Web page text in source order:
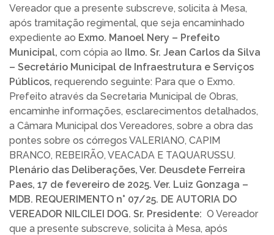
Vereador que a presente subscreve, solicita à Mesa,
após tramitação regimental, que seja encaminhado
expediente ao Exmo. Manoel Nery – Prefeito
Municipal, com cópia ao Ilmo. Sr. Jean Carlos da Silva
– Secretário Municipal de Infraestrutura e Serviços
Públicos, requerendo seguinte: Para que o Exmo.
Prefeito através da Secretaria Municipal de Obras,
encaminhe informações, esclarecimentos detalhados,
a Câmara Municipal dos Vereadores, sobre a obra das
pontes sobre os córregos VALERIANO, CAPIM
BRANCO, REBEIRÃO, VEACADA E TAQUARUSSU.
Plenário das Deliberações, Ver. Deusdete Ferreira
Paes, 17 de fevereiro de 2025. Ver. Luiz Gonzaga –
MDB. REQUERIMENTO n° 07/25. DE AUTORIA DO
VEREADOR NILCILEI DOG. Sr. Presidente: O Vereador
que a presente subscreve, solicita à Mesa, após